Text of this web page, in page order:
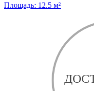
Площадь: 12.5 м²